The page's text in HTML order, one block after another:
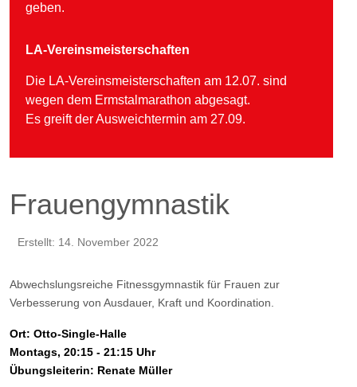
geben.
LA-Vereinsmeisterschaften
Die LA-Vereinsmeisterschaften am 12.07. sind
wegen dem Ermstalmarathon abgesagt.
Es greift der Ausweichtermin am 27.09.
Frauengymnastik
Erstellt: 14. November 2022
Abwechslungsreiche Fitnessgymnastik für Frauen zur
Verbesserung von Ausdauer, Kraft und Koordination.
Ort: Otto-Single-Halle
Montags, 20:15 - 21:15 Uhr
Übungsleiterin: Renate Müller